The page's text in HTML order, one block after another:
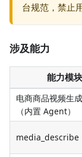
台规范，禁止
涉及能力
能力模块
电商商品视频生
（内置 Agent）
media_describe